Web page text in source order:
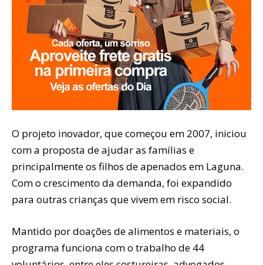
O projeto inovador, que começou em 2007, iniciou
com a proposta de ajudar as famílias e
principalmente os filhos de apenados em Laguna.
Com o crescimento da demanda, foi expandido
para outras crianças que vivem em risco social.
Mantido por doações de alimentos e materiais, o
programa funciona com o trabalho de 44